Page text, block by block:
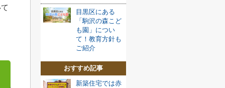
目黒区にある
「駒沢の森こど
も園」につい
て！教育方針も
ご紹介
おすすめ記事
新築住宅では赤